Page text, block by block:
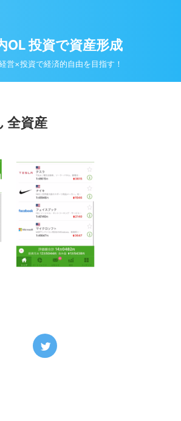
OL 投資で資産形成
営×投資で経済的自由を目指す！
全資産